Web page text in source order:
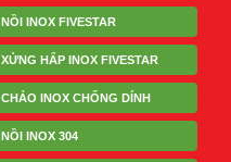
NỒI INOX FIVESTAR
XỬNG HẤP INOX FIVESTAR
CHẢO INOX CHỐNG DÍNH
NỒI INOX 304